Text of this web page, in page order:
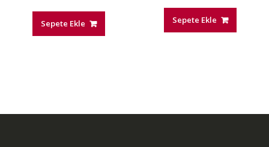
Sepete Ekle Sepete Ekle